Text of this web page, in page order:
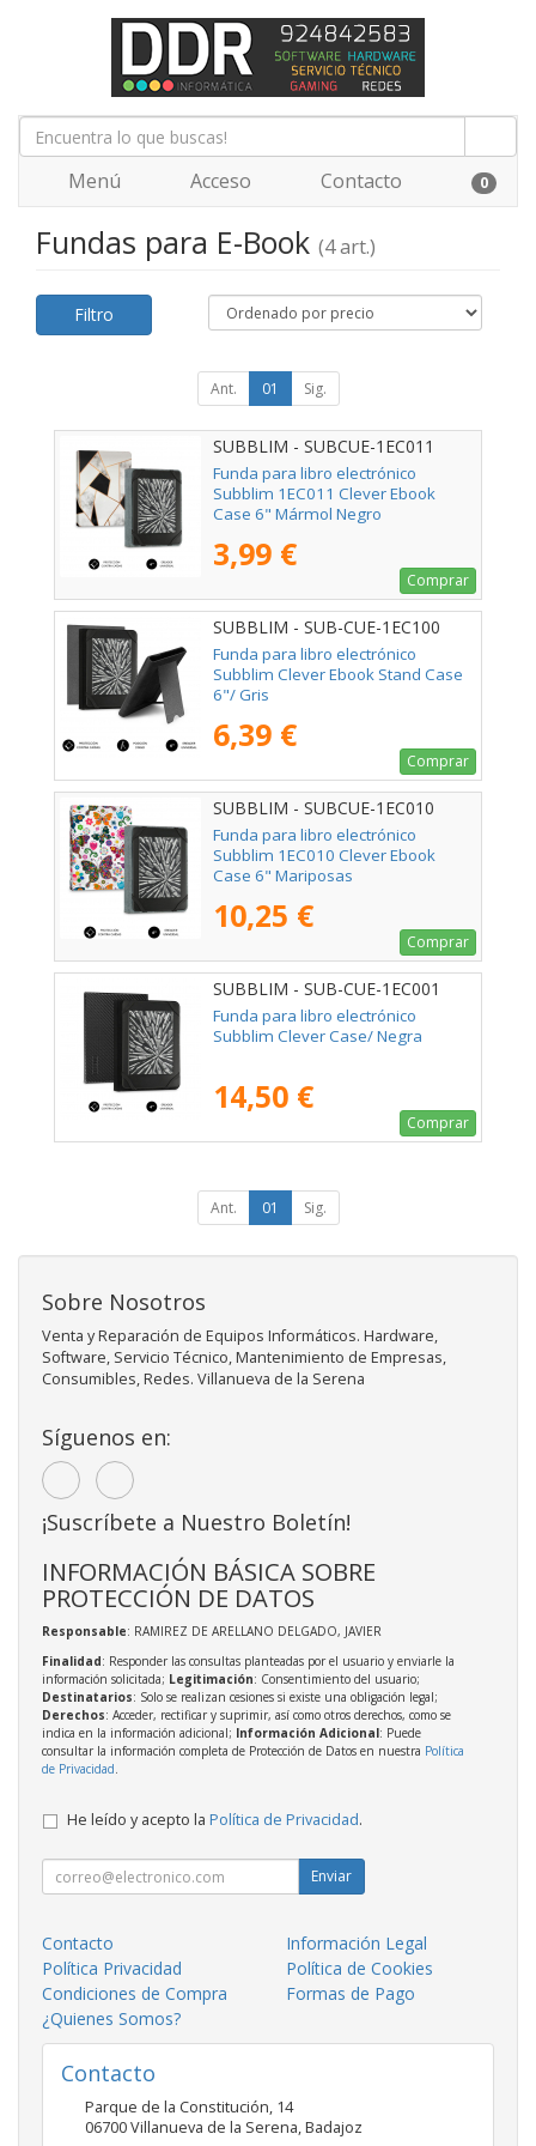
Menú Acceso Contacto 0
Fundas para E-Book (4 art.)
Filtro
Ant. 01 Sig.
SUBBLIM - SUBCUE-1EC011
Funda para libro electrónico
Subblim 1EC011 Clever Ebook
Case 6" Mármol Negro
3,99 €
Comprar
SUBBLIM - SUB-CUE-1EC100
Funda para libro electrónico
Subblim Clever Ebook Stand Case
6"/ Gris
6,39 €
Comprar
SUBBLIM - SUBCUE-1EC010
Funda para libro electrónico
Subblim 1EC010 Clever Ebook
Case 6" Mariposas
10,25 €
Comprar
SUBBLIM - SUB-CUE-1EC001
Funda para libro electrónico
Subblim Clever Case/ Negra
14,50 €
Comprar
Ant. 01 Sig.
Sobre Nosotros
Venta y Reparación de Equipos Informáticos. Hardware,
Software, Servicio Técnico, Mantenimiento de Empresas,
Consumibles, Redes. Villanueva de la Serena
Síguenos en:
¡Suscríbete a Nuestro Boletín!
INFORMACIÓN BÁSICA SOBRE
PROTECCIÓN DE DATOS
Responsable: RAMIREZ DE ARELLANO DELGADO, JAVIER
Finalidad: Responder las consultas planteadas por el usuario y enviarle la
información solicitada; Legitimación: Consentimiento del usuario;
Destinatarios: Solo se realizan cesiones si existe una obligación legal;
Derechos: Acceder, rectificar y suprimir, así como otros derechos, como se
indica en la información adicional; Información Adicional: Puede
consultar la información completa de Protección de Datos en nuestra Política
de Privacidad.
He leído y acepto la Política de Privacidad.
Enviar
Contacto
Información Legal
Política Privacidad
Política de Cookies
Condiciones de Compra
Formas de Pago
¿Quienes Somos?
Contacto
Parque de la Constitución, 14
06700Villanueva de la Serena,Badajoz